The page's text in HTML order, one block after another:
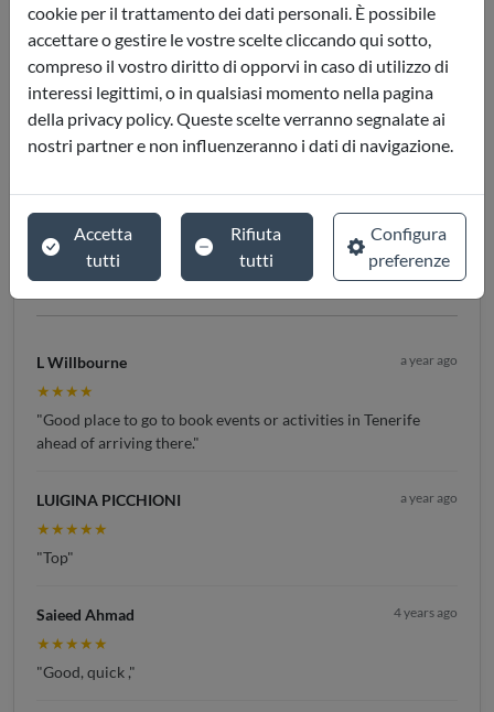
4.8 / 5
★★★★★
(246recensioni)
L Willbourne a year ago
★★★★
"Good place to go to book events or activities in Tenerife
ahead of arriving there."
LUIGINA PICCHIONI a year ago
★★★★★
"Top"
Saieed Ahmad 4 years ago
★★★★★
"Good, quick ,"
cookie per il trattamento dei dati personali. È possibile
accettare o gestire le vostre scelte cliccando qui sotto,
compreso il vostro diritto di opporvi in caso di utilizzo di
interessi legittimi, o in qualsiasi momento nella pagina
della privacy policy. Queste scelte verranno segnalate ai
nostri partner e non influenzeranno i dati di navigazione.
Accetta
tutti
Rifiuta
tutti
Configura
preferenze